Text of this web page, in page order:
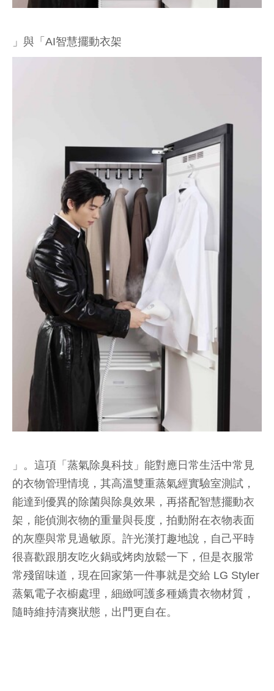
」與「AI智慧擺動衣架
」。這項「蒸氣除臭科技」能對應日常生活中常見
的衣物管理情境，其高溫雙重蒸氣經實驗室測試，
能達到優異的除菌與除臭效果，再搭配智慧擺動衣
架，能偵測衣物的重量與長度，拍動附在衣物表面
的灰塵與常見過敏原。許光漢打趣地說，自己平時
很喜歡跟朋友吃火鍋或烤肉放鬆一下，但是衣服常
常殘留味道，現在回家第一件事就是交給 LG Styler
蒸氣電子衣櫥處理，細緻呵護多種嬌貴衣物材質，
隨時維持清爽狀態，出門更自在。